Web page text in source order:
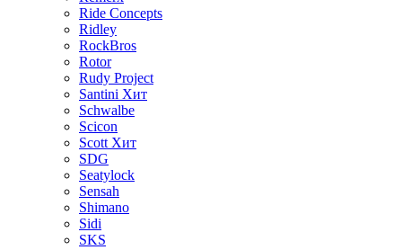
Ride Concepts
Ridley
RockBros
Rotor
Rudy Project
Santini Хит
Schwalbe
Scicon
Scott Хит
SDG
Seatylock
Sensah
Shimano
Sidi
SKS